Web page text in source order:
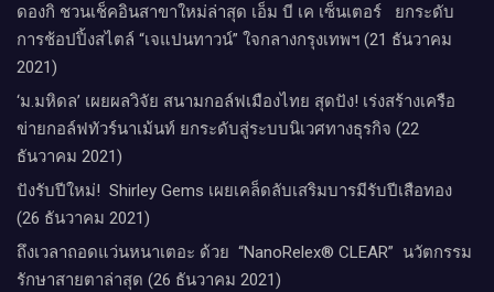
ดองกิ ชวนเช็คอินสาขาใหม่ล่าสุด เอ็ม บี เค เซ็นเตอร์ ยกระดับ
การช้อปปิ้งสไตล์ “เจแปนทาวน์” ใจกลางกรุงเทพฯ (21 ธันวาคม
2021)
‘ม.มหิดล’ เผยผลวิจัย สนามกอล์ฟเมืองไทย สุดปัง! เร่งสร้างเครือ
ข่ายกอล์ฟทัวร์นาเม้นท์ ยกระดับสู่ระบบนิเวศทางธุรกิจ (22
ธันวาคม 2021)
ปังรับปีใหม่​! ​ Shirley Gems เผยเคล็ดลับ​เสริมบารมีรับปีเสือทอง
(26 ธันวาคม 2021)
ถึงเวลาถอดแว่นหนาเตอะ ด้วย “NanoRelex® CLEAR” นวัตกรรม
รักษาสายตาล่าสุด (26 ธันวาคม 2021)